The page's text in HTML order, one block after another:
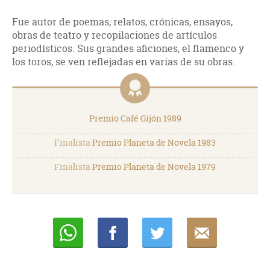
Fue autor de poemas, relatos, crónicas, ensayos,
obras de teatro y recopilaciones de artículos
periodísticos. Sus grandes aficiones, el flamenco y
los toros, se ven reflejadas en varias de su obras.
Premio Café Gijón 1989
Finalista Premio Planeta de Novela 1983
Finalista Premio Planeta de Novela 1979